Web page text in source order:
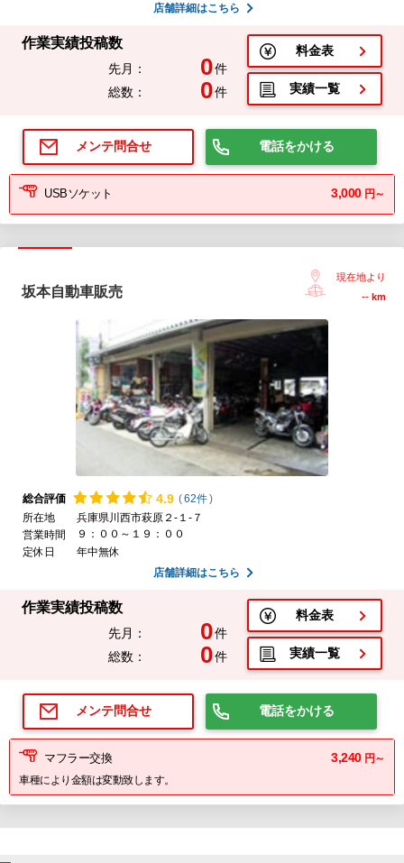
店舗詳細はこちら
作業実績投稿数
先月： 0件
総数：
0件
料金表
実績一覧
メンテ問合せ 電話をかける
USBソケット 3,000 円～
坂本自動車販売
現在地より
-- km
総合評価 4.9 (62件)
所在地
兵庫県川西市萩原２-１-７
営業時間
９：００～１９：００
定休日
年中無休
店舗詳細はこちら
作業実績投稿数
先月： 0件
総数：
0件
料金表
実績一覧
メンテ問合せ 電話をかける
マフラー交換 3,240 円～
車種により金額は変動致します。